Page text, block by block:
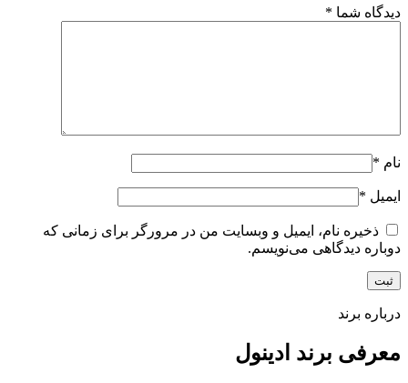
دیدگاه شما *
نام *
ایمیل *
ذخیره نام، ایمیل و وبسایت من در مرورگر برای زمانی که
دوباره دیدگاهی می‌نویسم.
درباره برند
معرفی برند ادینول